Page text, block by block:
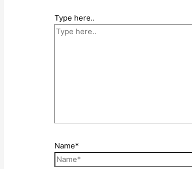
Type here..
Name*